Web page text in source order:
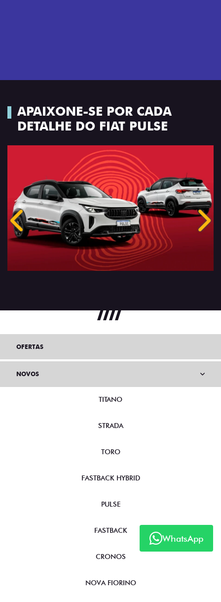
APAIXONE-SE POR CADA
DETALHE DO FIAT PULSE
Anterior
WhatsApp
OFERTAS
NOVOS
TITANO
STRADA
TORO
FASTBACK HYBRID
PULSE
FASTBACK
CRONOS
NOVA FIORINO